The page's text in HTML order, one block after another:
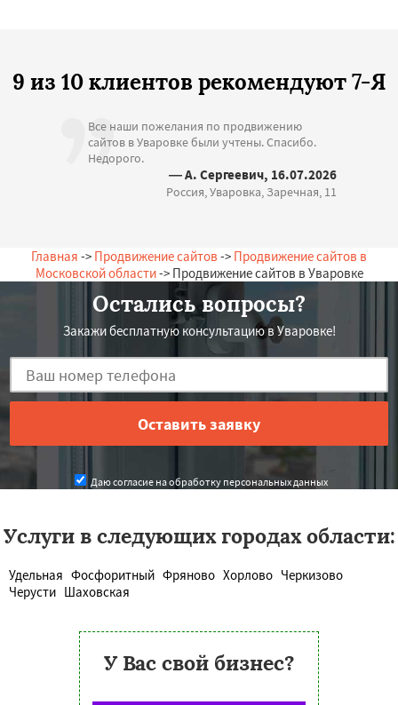
9 из 10 клиентов рекомендуют 7-Я
Все наши пожелания по продвижению
сайтов в Уваровке были учтены. Спасибо.
Недорого.
— А. Сергеевич, 16.07.2026
Россия, Уваровка, Заречная, 11
Главная -> Продвижение сайтов -> Продвижение сайтов в
Московской области-> Продвижение сайтов в Уваровке
Остались вопросы?
Закажи бесплатную консультацию в Уваровке!
Даю согласие на обработку персональных данных
Услуги в следующих городах области:
Удельная Фосфоритный Фряново Хорлово Черкизово
Черусти Шаховская
У Вас свой бизнес?